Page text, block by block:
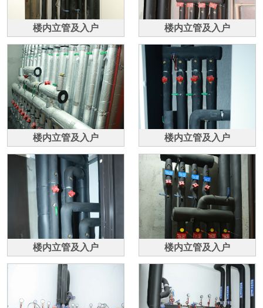
楼内立管及入户 楼内立管及入户
楼内立管及入户 楼内立管及入户
楼内立管及入户 楼内立管及入户